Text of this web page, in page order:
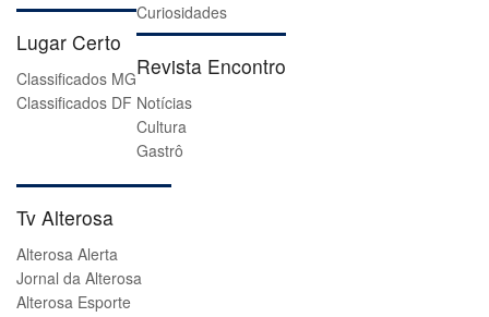
Lugar Certo
Classificados MG
Classificados DF
Curiosidades
Revista Encontro
Notícias
Cultura
Gastrô
Tv Alterosa
Alterosa Alerta
Jornal da Alterosa
Alterosa Esporte